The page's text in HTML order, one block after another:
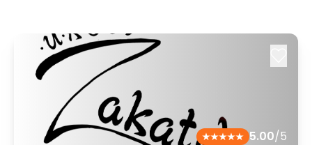
5.00/5